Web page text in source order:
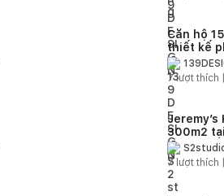
Căn hộ
thiết kế
áp
7lượt thích |
300m2
phong
đại ngập
nhiên
7 lượt thích |